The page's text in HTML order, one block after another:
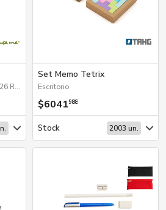
Sustentables | Escritorio | 2026 Reingresos
Set Memo Tetrix
Escritorio
$6041988
Stock 2003 un.